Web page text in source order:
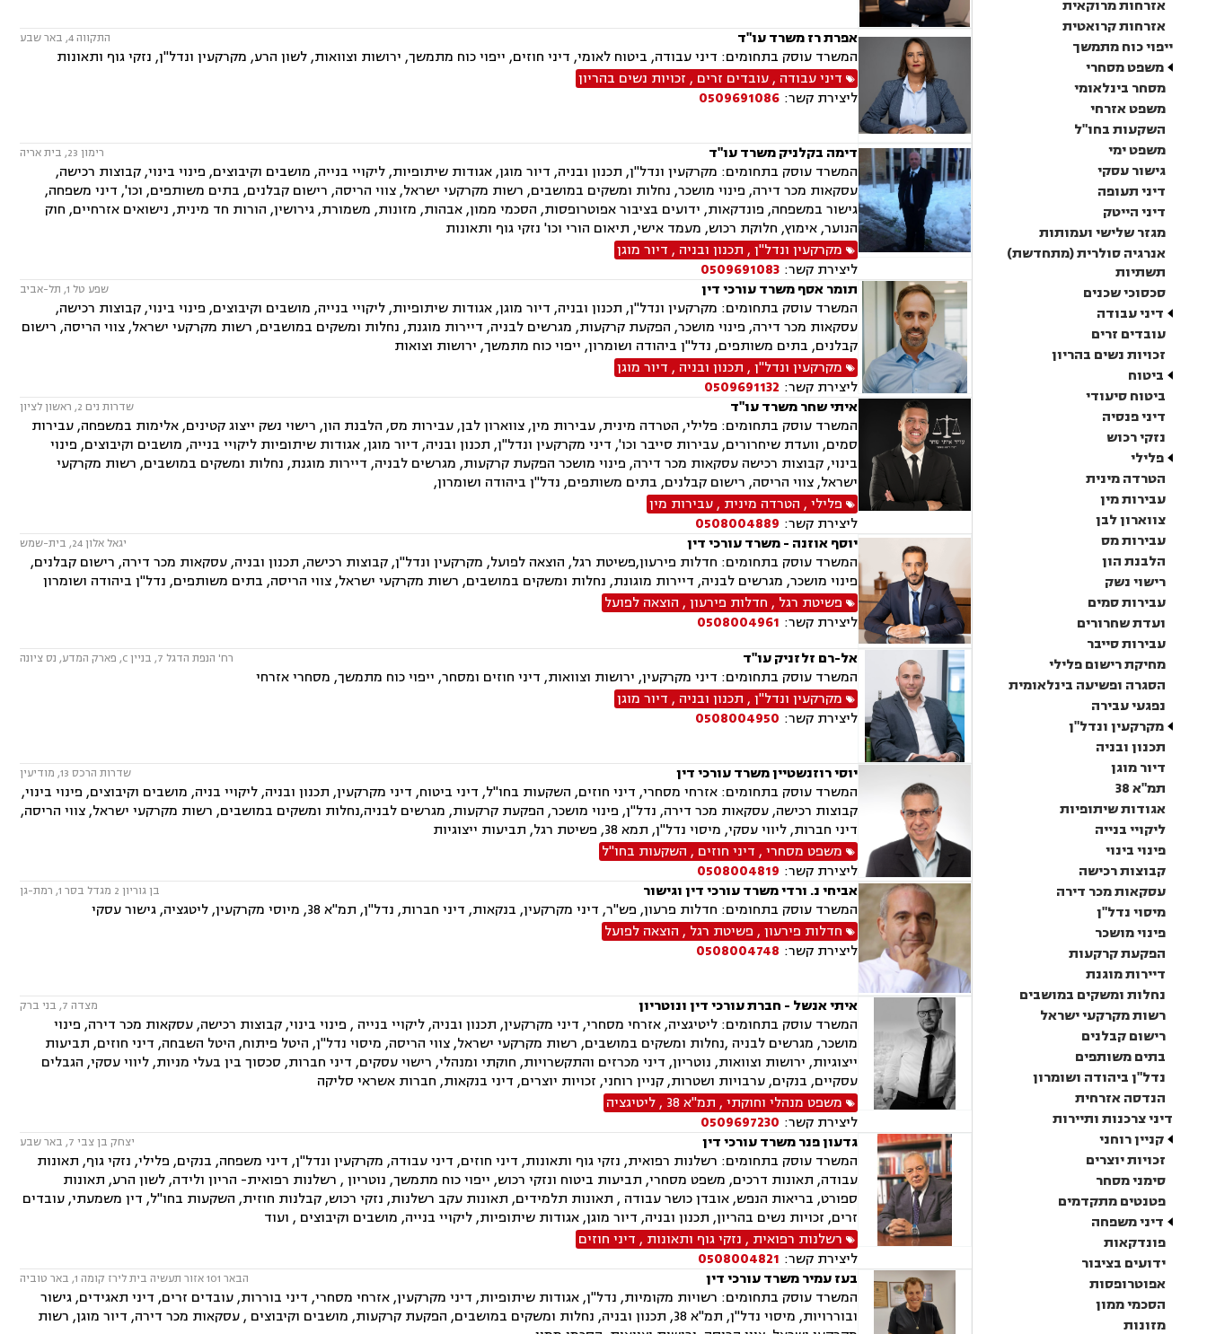
אזרחות מרוקאית
אזרחות קרואטית
ייפוי כוח מתמשך
משפט מסחרי
מסחר בינלאומי
משפט אזרחי
השקעות בחו"ל
משפט ימי
גישור עסקי
דיני תעופה
דיני הייטק
מגזר שלישי ועמותות
אנרגיה סולרית (מתחדשת)
תשתיות
סכסוכי שכנים
דיני עבודה
עובדים זרים
זכויות נשים בהריון
ביטוח
ביטוח סיעודי
דיני פנסיה
נזקי רכוש
פלילי
הטרדה מינית
עבירות מין
צווארון לבן
עבירות מס
הלבנת הון
רישוי נשק
עבירות סמים
ועדת שחרורים
עבירות סייבר
מחיקת רישום פלילי
הסגרה ופשיעה בינלאומית
נפגעי עבירה
מקרקעין ונדל"ן
תכנון ובניה
דיור מוגן
תמ"א 38
אגודות שיתופיות
ליקויי בנייה
פינוי בינוי
קבוצות רכישה
עסקאות מכר דירה
מיסוי נדל"ן
פינוי מושכר
הפקעת קרקעות
דיירות מוגנת
נחלות ומשקים במושבים
רשות מקרקעי ישראל
רישום קבלנים
בתים משותפים
נדל"ן ביהודה ושומרון
הנדסה אזרחית
דיני צרכנות ותיירות
קניין רוחני
זכויות יוצרים
סימני מסחר
פטנטים מתקדמים
דיני משפחה
פונדקאות
ידועים בציבור
אפוטרופסות
הסכמי ממון
מזונות
אפרת רז משרד עו"ד התקווה 4, באר שבע
המשרד עוסק בתחומים: דיני עבודה, ביטוח לאומי, דיני חוזים, ייפוי כוח מתמשך, ירושות וצוואות, לשון הרע, מקרקעין ונדל"ן, נזקי גוף ותאונות
דיני עבודה ,עובדים זרים , זכויות נשים בהריון
ליצירת קשר: 0509691086
דימה בקלניק משרד עו"ד רימון 23, בית אריה
המשרד עוסק בתחומים: מקרקעין ונדל"ן, תכנון ובניה, דיור מוגן, אגודות שיתופיות, ליקויי בנייה, מושבים וקיבוצים, פינוי בינוי, קבוצות רכישה,
עסקאות מכר דירה, פינוי מושכר, נחלות ומשקים במושבים, רשות מקרקעי ישראל, צווי הריסה, רישום קבלנים, בתים משותפים, וכו', דיני משפחה,
גישור במשפחה, פונדקאות, ידועים בציבור אפוטרופסות, הסכמי ממון, אבהות, מזונות, משמורת, גירושין, הורות חד מינית, נישואים אזרחיים, חוק
הנוער, אימוץ, חלוקת רכוש, מעמד אישי, תיאום הורי וכו' נזקי גוף ותאונות
מקרקעין ונדל"ן, תכנון ובניה , דיור מוגן
ליצירת קשר: 0509691083
תומר אסף משרד עורכי דין
שפע טל 1, תל-אביב
המשרד עוסק בתחומים: מקרקעין ונדל"ן, תכנון ובניה, דיור מוגן, אגודות שיתופיות, ליקויי בנייה, מושבים וקיבוצים, פינוי בינוי, קבוצות רכישה,
עסקאות מכר דירה, פינוי מושכר, הפקעת קרקעות, מגרשים לבניה, דיירות מוגנת, נחלות ומשקים במושבים, רשות מקרקעי ישראל, צווי הריסה, רישום
קבלנים, בתים משותפים, נדל"ן ביהודה ושומרון, ייפוי כוח מתמשך, ירושות וצואות
מקרקעין ונדל"ן, תכנון ובניה , דיור מוגן
ליצירת קשר: 0509691132
איתי שחר משרד עו"ד
שדרות נים 2, ראשון לציון
המשרד עוסק בתחומים: פלילי, הטרדה מינית, עבירות מין, צווארון לבן, עבירות מס, הלבנת הון, רישוי נשק ייצוג קטינים, אלימות במשפחה, עבירות
סמים, וועדת שיחרורים, עבירות סייבר וכו', דיני מקרקעין ונדל"ן, תכנון ובניה, דיור מוגן, אגודות שיתופיות ליקויי בנייה, מושבים וקיבוצים, פינוי
בינוי, קבוצות רכישה עסקאות מכר דירה, פינוי מושכר הפקעת קרקעות, מגרשים לבניה, דיירות מוגנת, נחלות ומשקים במושבים, רשות מקרקעי
ישראל, צווי הריסה, רישום קבלנים, בתים משותפים, נדל"ן ביהודה ושומרון,
פלילי, הטרדה מינית ,עבירות מין
ליצירת קשר: 0508004889
יוסף אוזנה - משרד עורכי דין
יגאל אלון 24, בית-שמש
המשרד עוסק בתחומים: חדלות פירעון,פשיטת רגל, הוצאה לפועל, מקרקעין ונדל"ן, קבוצות רכישה, תכנון ובניה, עסקאות מכר דירה, רישום קבלנים,
פינוי מושכר, מגרשים לבניה, דיירות מוגונת, נחלות ומשקים במושבים, רשות מקרקעי ישראל, צווי הריסה, בתים משותפים, נדל"ן ביהודה ושומרון
פשיטת רגל , חדלות פירעון, הוצאה לפועל
ליצירת קשר: 0508004961
אל-רם זלזניק עו"ד
רח' הנפת הדגל 7, בניין C, פארק המדע, נס ציונה
המשרד עוסק בתחומים: דיני מקרקעין, ירושות וצוואות, דיני חוזים ומסחר, ייפוי כוח מתמשך, מסחרי אזרחי
מקרקעין ונדל"ן, תכנון ובניה , דיור מוגן
ליצירת קשר: 0508004950
יוסי רוזנשטיין משרד עורכי דין שדרות הרכס 13, מודיעין
המשרד עוסק בתחומים: אזרחי מסחרי, דיני חוזים, השקעות בחו"ל, דיני ביטוח, דיני מקרקעין, תכנון ובניה, ליקויי בניה, מושבים וקיבוצים, פינוי בינוי,
קבוצות רכישה, עסקאות מכר דירה, נדל"ן, פינוי מושכר, הפקעת קרקעות, מגרשים לבניה,נחלות ומשקים במושבים, רשות מקרקעי ישראל, צווי הריסה,
דיני חברות, ליווי עסקי, מיסוי נדל"ן, תמא 38, פשיטת רגל, תביעות ייצוגיות
משפט מסחרי, דיני חוזים , השקעות בחו"ל
ליצירת קשר: 0508004819
אביחי נ. ורדי משרד עורכי דין וגישור
בן גוריון 2 מגדל בסר 1, רמת-גן
המשרד עוסק בתחומים: חדלות פרעון, פש"ר, דיני מקרקעין, בנקאות, דיני חברות, נדל"ן, תמ"א 38, מיוסי מקרקעין, ליטגציה, גישור עסקי
חדלות פירעון, פשיטת רגל , הוצאה לפועל
ליצירת קשר: 0508004748
איתי אנשל - חברת עורכי דין ונוטריון מצדה 7, בני ברק
המשרד עוסק בתחומים: ליטיגציה, אזרחי מסחרי, דיני מקרקעין, תכנון ובניה, ליקויי בנייה , פינוי בינוי, קבוצות רכישה, עסקאות מכר דירה, פינוי
מושכר, מגרשים לבניה ,נחלות ומשקים במושבים, רשות מקרקעי ישראל, צווי הריסה, מיסוי נדל"ן, היטל פיתוח, היטל השבחה, דיני חוזים, תביעות
ייצוגיות, ירושות וצוואות, נוטריון, דיני מכרזים והתקשרויות, חוקתי ומנהלי, רישוי עסקים, דיני חברות, סכסוך בין בעלי מניות, ליווי עסקי, הגבלים
עסקיים, בנקים, ערבויות ושטרות, קניין רוחני, זכויות יוצרים, דיני בנקאות, חברות אשראי סליקה
משפט מנהלי וחוקתי, תמ"א 38 ,ליטיגציה
ליצירת קשר: 0509697230
גדעון פנר משרד עורכי דין
יצחק בן צבי 7, באר שבע
המשרד עוסק בתחומים: רשלנות רפואית, נזקי גוף ותאונות, דיני חוזים, דיני עבודה, מקרקעין ונדל"ן, דיני משפחה, בנקים, פלילי, נזקי גוף, תאונות
עבודה, תאונות דרכים, משפט מסחרי, תביעות ביטוח ונזקי רכוש, ייפוי כוח מתמשך, נוטריון , רשלנות רפואית- הריון ולידה, לשון הרע, תאונות
ספורט, בריאות הנפש, אובדן כושר עבודה , תאונות תלמידים, תאונות עקב רשלנות, נזקי רכוש, קבלנות חוזית, השקעות בחו"ל, דין משמעתי, עובדים
זרים, זכויות נשים בהריון, תכנון ובניה, דיור מוגן, אגודות שיתופיות, ליקויי בנייה, מושבים וקיבוצים , ועוד
רשלנות רפואית , נזקי גוף ותאונות , דיני חוזים
ליצירת קשר: 0508004821
בעז עמיר משרד עורכי דין
הבאר 101 אזור תעשיה בית לירז קומה 1, באר טוביה
המשרד עוסק בתחומים: רשויות מקומיות, נדל"ן, אגודות שיתופיות, דיני מקרקעין, אזרחי מסחרי, דיני בוררות, עובדים זרים, דיני תאגידים, גישור
ובוררויות, מיסוי נדל"ן, תמ"א 38, תכנון ובניה, נחלות ומשקים במושבים, הפקעת קרקעות, מושבים וקיבוצים , עסקאות מכר דירה, דיור מוגן, רשות